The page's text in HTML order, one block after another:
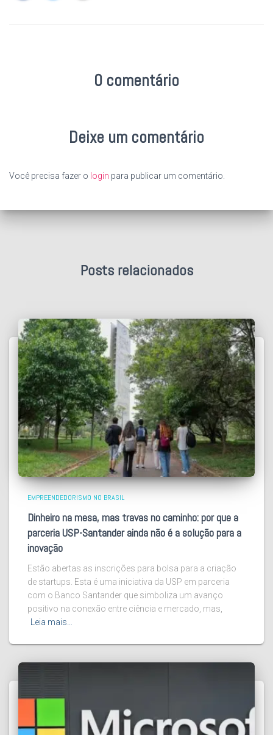
0 comentário
Deixe um comentário
Você precisa fazer o login para publicar um comentário.
Posts relacionados
EMPREENDEDORISMO NO BRASIL
Dinheiro na mesa, mas travas no caminho: por que a
parceria USP-Santander ainda não é a solução para a
inovação
Estão abertas as inscrições para bolsa para a criação
de startups. Esta é uma iniciativa da USP em parceria
com o Banco Santander que simboliza um avanço
positivo na conexão entre ciência e mercado, mas,
Leia mais…